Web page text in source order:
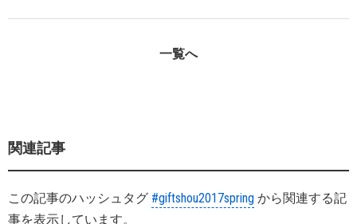
一覧へ
関連記事
この記事のハッシュタグ #giftshou2017spring から関連する記
事を表示しています。